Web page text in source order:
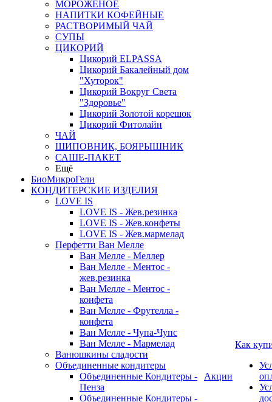
МОРОЖЕНОЕ
НАПИТКИ КОФЕЙНЫЕ
РАСТВОРИМЫЙ ЧАЙ
СУПЫ
ЦИКОРИЙ
Цикорий ELPASSA
Цикорий Бакалейный дом
"Хуторок"
Цикорий Вокруг Света
"Здоровье"
Цикорий Золотой корешок
Цикорий Фитолайн
ЧАЙ
ШИПОВНИК, БОЯРЫШНИК
САШЕ-ПАКЕТ
Ещё
БиоМикроГели
КОНДИТЕРСКИЕ ИЗДЕЛИЯ
LOVE IS
LOVE IS - Жев.резинка
LOVE IS - Жев.конфеты
LOVE IS - Жев.мармелад
Перфетти Ван Мелле
Ван Мелле - Меллер
Ван Мелле - Ментос -
жев.резинка
Ван Мелле - Ментос -
конфета
Ван Мелле - Фрутелла -
конфета
Ван Мелле - Чупа-Чупс
Ван Мелле - Мармелад
Ванюшкины сладости
Объединенные кондитеры
Объединенные Кондитеры -
Пенза
Объединенные Кондитеры -
Акции
Как